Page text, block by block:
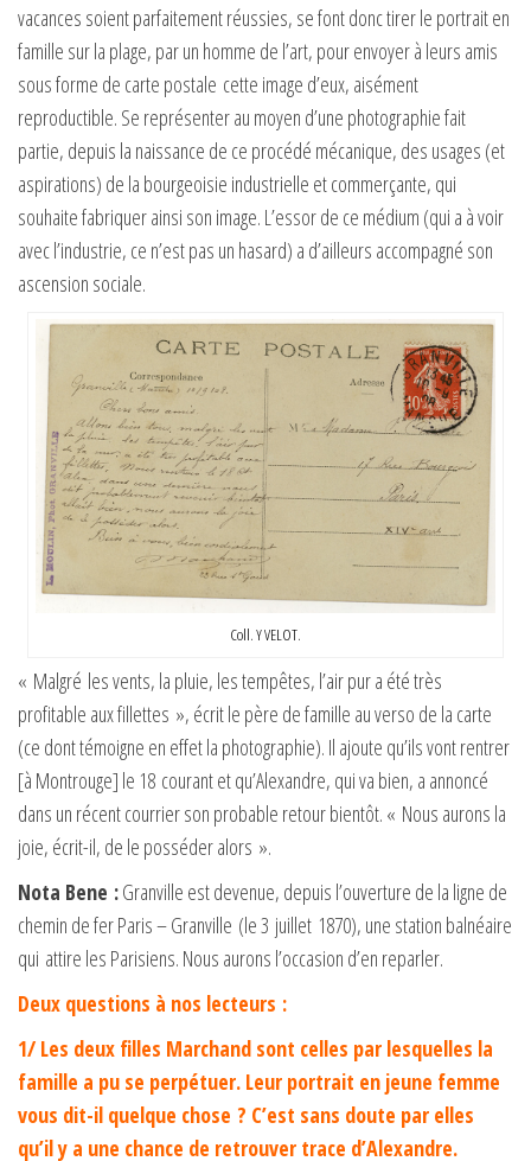
vacances soient parfaitement réussies, se font donc tirer le portrait en
famille sur la plage, par un homme de l’art, pour envoyer à leurs amis
sous forme de carte postale cette image d’eux, aisément
reproductible. Se représenter au moyen d’une photographie fait
partie, depuis la naissance de ce procédé mécanique, des usages (et
aspirations) de la bourgeoisie industrielle et commerçante, qui
souhaite fabriquer ainsi son image. L’essor de ce médium (qui a à voir
avec l’industrie, ce n’est pas un hasard) a d’ailleurs accompagné son
ascension sociale.
Coll. Y VELOT.
« Malgré les vents, la pluie, les tempêtes, l’air pur a été très
profitable aux fillettes », écrit le père de famille au verso de la carte
(ce dont témoigne en effet la photographie). Il ajoute qu’ils vont rentrer
[à Montrouge] le 18 courant et qu’Alexandre, qui va bien, a annoncé
dans un récent courrier son probable retour bientôt. « Nous aurons la
joie, écrit-il, de le posséder alors ».
Nota Bene :Granville est devenue, depuis l’ouverture de la ligne de
chemin de fer Paris – Granville (le 3 juillet 1870), une station balnéaire
qui attire les Parisiens. Nous aurons l’occasion d’en reparler.
Deux questions à nos lecteurs :
1/ Les deux filles Marchand sont celles par lesquelles la
famille a pu se perpétuer. Leur portrait en jeune femme
vous dit-il quelque chose ? C’est sans doute par elles
qu’il y a une chance de retrouver trace d’Alexandre.